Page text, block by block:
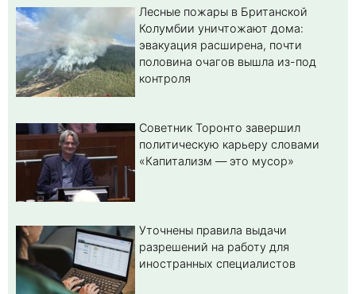
Лесные пожары в Британской
Колумбии уничтожают дома:
эвакуация расширена, почти
половина очагов вышла из-под
контроля
Советник Торонто завершил
политическую карьеру словами
«Капитализм — это мусор»
Уточнены правила выдачи
разрешений на работу для
иностранных специалистов